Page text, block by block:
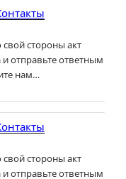
стороны акт
и отправьте ответным
нам…
стороны акт
и отправьте ответным